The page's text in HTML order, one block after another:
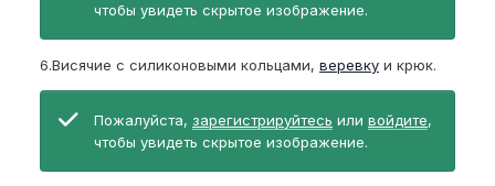
чтобы увидеть скрытое изображение.
6.Висячие с силиконовыми кольцами, веревку и крюк.
Пожалуйста, зарегистрируйтесь или войдите,
чтобы увидеть скрытое изображение.